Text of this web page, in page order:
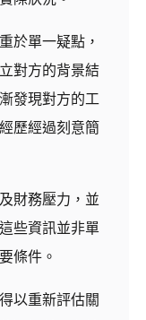
於單一疑點，
對方的背景結
發現對方的工
歷經過刻意簡
財務壓力，並
些資訊並非單
條件。
以重新評估關